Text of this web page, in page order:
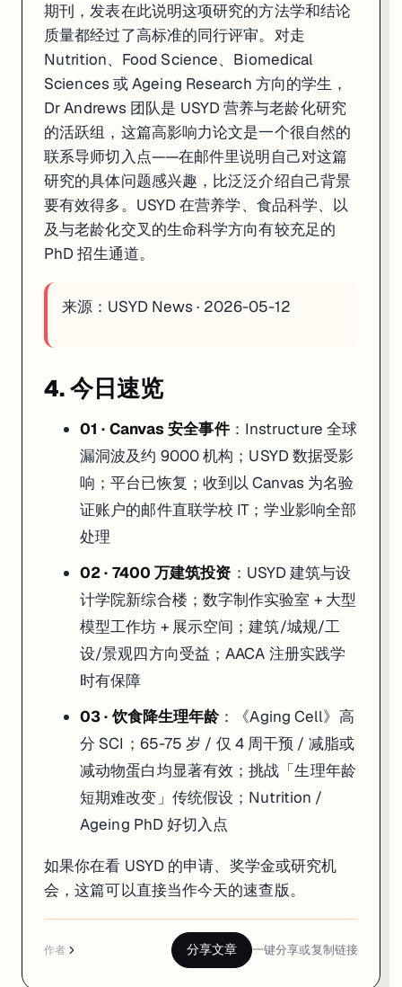
期刊，发表在此说明这项研究的方法学和结论
质量都经过了高标准的同行评审。对走
Nutrition、Food Science、Biomedical
Sciences 或 Ageing Research 方向的学生，
Dr Andrews 团队是 USYD 营养与老龄化研究
的活跃组，这篇高影响力论文是一个很自然的
联系导师切入点——在邮件里说明自己对这篇
研究的具体问题感兴趣，比泛泛介绍自己背景
要有效得多。USYD 在营养学、食品科学、以
及与老龄化交叉的生命科学方向有较充足的
PhD 招生通道。
来源： USYD News · 2026-05-12
4. 今日速览
01 · Canvas 安全事件：Instructure 全球
漏洞波及约 9000 机构；USYD 数据受影
响；平台已恢复；收到以 Canvas 为名验
证账户的邮件直联学校 IT；学业影响全部
处理
02 · 7400 万建筑投资 ：USYD 建筑与设
计学院新综合楼；数字制作实验室 + 大型
模型工作坊 + 展示空间；建筑/城规/工
设/景观四方向受益；AACA 注册实践学
时有保障
03 · 饮食降生理年龄：《Aging Cell》高
分 SCI；65-75 岁 / 仅 4 周干预 / 减脂或
减动物蛋白均显著有效；挑战「生理年龄
短期难改变」传统假设；Nutrition /
Ageing PhD 好切入点
如果你在看 USYD 的申请、奖学金或研究机
会，这篇可以直接当作今天的速查版。
作者 分享文章 一键分享或复制链接